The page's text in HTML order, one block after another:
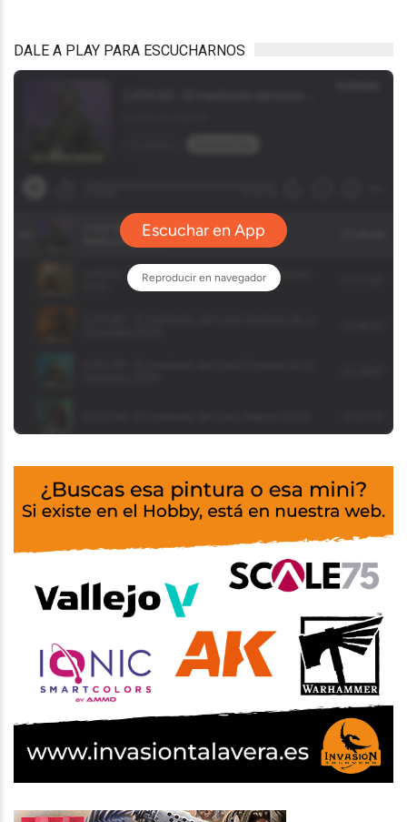
DALE A PLAY PARA ESCUCHARNOS